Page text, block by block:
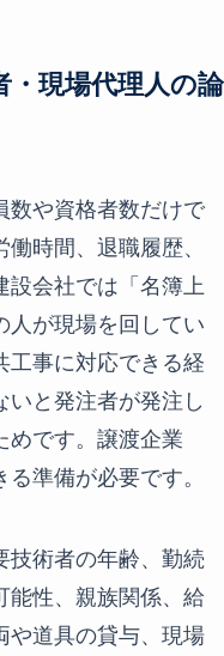
現場代理人の論
数や資格者数だけで
時間、退職履歴、
設会社では「名簿上
人が現場を回してい
工事に対応できる経
いと発注者が発注し
めです。譲渡企業
準備が必要です。
技術者の年齢、勤続
能性、親族関係、給
や道具の貸与、現場